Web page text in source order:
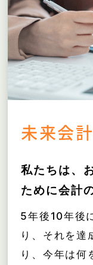
未来会計
私たちは、
ために会計
5年後10年後
り、それを達
り、今年は何